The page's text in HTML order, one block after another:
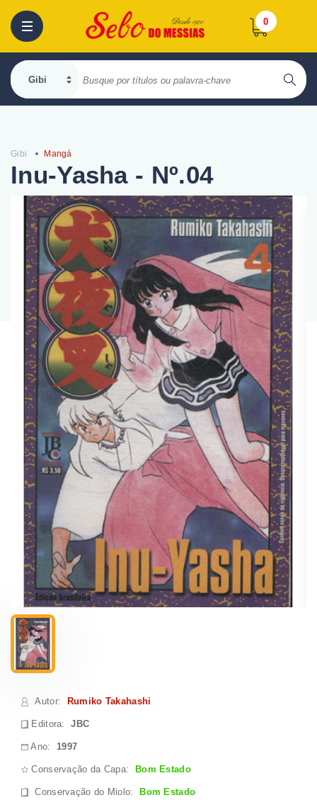
0
Gibi Mangá
Inu-Yasha - Nº.04
Autor: Rumiko Takahashi
Editora:JBC
Ano: 1997
Conservação da Capa: Bom Estado
Conservação do Miolo:Bom Estado